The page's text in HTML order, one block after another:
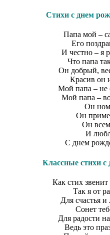
Стихи с днем
Папа мой –
Его
И честно – я
Что папа
Он добрый,
Красив он
Мой папа – не
Мой папа –
Он
Он
Он
И
С днем
Классные стихи с
Как стих
Так я от
Для счастья
Сонет
Для радости
Ведь это